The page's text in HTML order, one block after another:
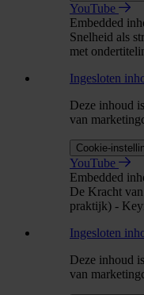
YouTube
Embedded
Snelheid als
met
Ingesloten
Deze inhoud
van
Cookie-
YouTube
Embedded
De Kracht
praktijk) -
Ingesloten
Deze inhoud
van